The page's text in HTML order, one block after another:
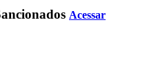
Acessar